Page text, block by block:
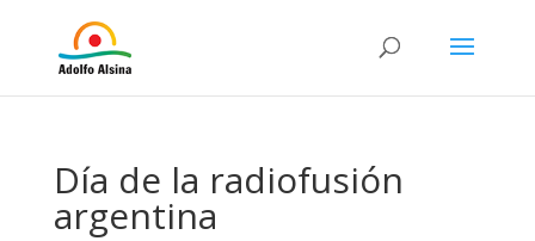
Día de la radiofusión
argentina